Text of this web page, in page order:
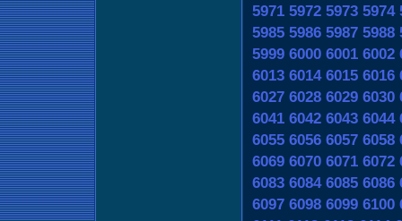
5971 5972 5973 5974
5985 5986 5987 5988
5999 6000 6001 6002
6013 6014 6015 6016
6027 6028 6029 6030
6041 6042 6043 6044
6055 6056 6057 6058
6069 6070 6071 6072
6083 6084 6085 6086
6097 6098 6099 6100